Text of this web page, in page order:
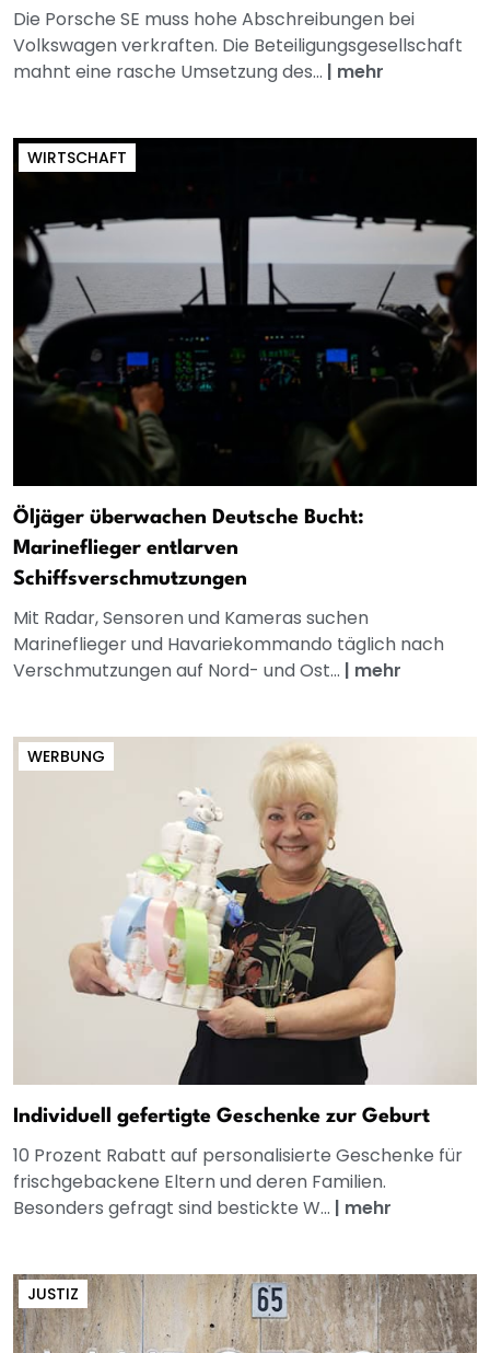
Die Porsche SE muss hohe Abschreibungen bei
Volkswagen verkraften. Die Beteiligungsgesellschaft
mahnt eine rasche Umsetzung des... | mehr
WIRTSCHAFT
Öljäger überwachen Deutsche Bucht:
Marineflieger entlarven
Schiffsverschmutzungen
Mit Radar, Sensoren und Kameras suchen
Marineflieger und Havariekommando täglich nach
Verschmutzungen auf Nord- und Ost... | mehr
WERBUNG
Individuell gefertigte Geschenke zur Geburt
10 Prozent Rabatt auf personalisierte Geschenke für
frischgebackene Eltern und deren Familien.
Besonders gefragt sind bestickte W... | mehr
JUSTIZ